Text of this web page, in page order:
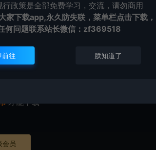
才能下载
会员
政策是全部免费学习，交流，请勿商用
家下载app,永久防失联，菜单栏点击下载，
何问题联系站长微信：zf369518
前往 朕知道了